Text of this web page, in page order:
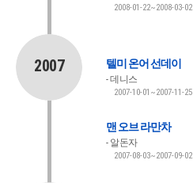
2008-01-22~2008-03-02
2007 텔미 온어 선데이
데니스
2007-10-01~2007-11-25
맨 오브 라만차
알돈자
2007-08-03~2007-09-02